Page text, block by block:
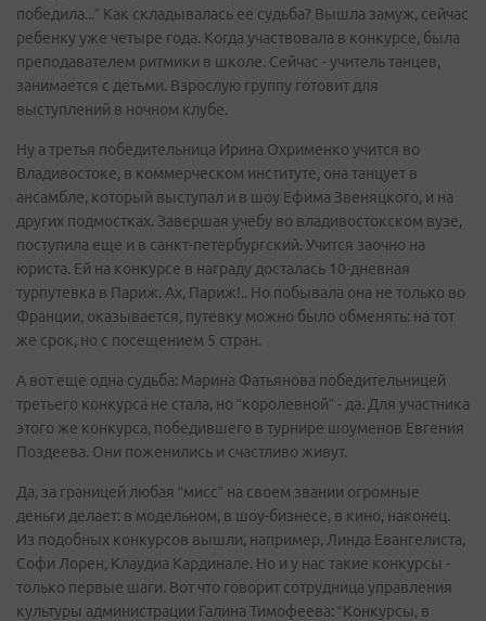
победила...” Как складывалась ее судьба? Вышла замуж, сейчас
ребенку уже четыре года. Когда участвовала в конкурсе, была
преподавателем ритмики в школе. Сейчас - учитель танцев,
занимается с детьми. Взрослую группу готовит для
выступлений в ночном клубе.
Ну а третья победительница Ирина Охрименко учится во
Владивостоке, в коммерческом институте, она танцует в
ансамбле, который выступал и в шоу Ефима Звеняцкого, и на
других подмостках. Завершая учебу во владивостокском вузе,
поступила еще и в санкт-петербургский. Учится заочно на
юриста. Ей на конкурсе в награду досталась 10-дневная
турпутевка в Париж. Ах, Париж!.. Но побывала она не только во
Франции, оказывается, путевку можно было обменять: на тот
же срок, но с посещением 5 стран.
А вот еще одна судьба: Марина Фатьянова победительницей
третьего конкурса не стала, но “королевной” - да. Для участника
этого же конкурса, победившего в турнире шоуменов Евгения
Поздеева. Они поженились и счастливо живут.
Да, за границей любая “мисс” на своем звании огромные
деньги делает: в модельном, в шоу-бизнесе, в кино, наконец.
Из подобных конкурсов вышли, например, Линда Евангелиста,
Софи Лорен, Клаудиа Кардинале. Но и у нас такие конкурсы -
только первые шаги. Вот что говорит сотрудница управления
культуры администрации Галина Тимофеева: “Конкурсы, в